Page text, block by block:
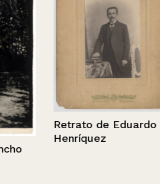
Retrato de Eduardo
Henríquez